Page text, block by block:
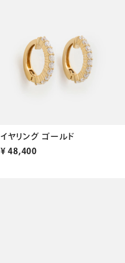
イヤリング ゴールド
¥ 48,400